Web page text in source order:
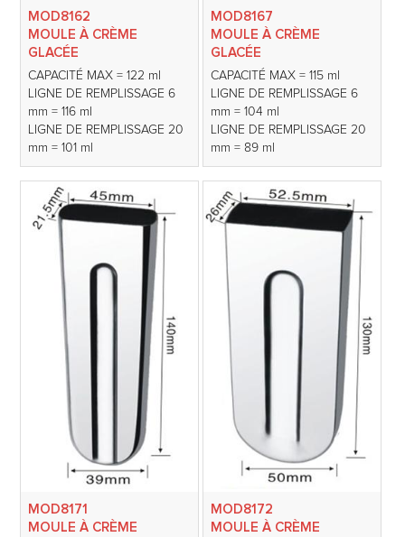
MOD8162
MOULE À CRÈME
GLACÉE
CAPACITÉ MAX = 122 ml
LIGNE DE REMPLISSAGE 6
mm = 116 ml
LIGNE DE REMPLISSAGE 20
mm = 101 ml
MOD8167
MOULE À CRÈME
GLACÉE
CAPACITÉ MAX = 115 ml
LIGNE DE REMPLISSAGE 6
mm = 104 ml
LIGNE DE REMPLISSAGE 20
mm = 89 ml
MOD8171
MOULE À CRÈME
MOD8172
MOULE À CRÈME